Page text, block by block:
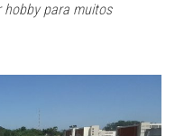
hobby para muitos